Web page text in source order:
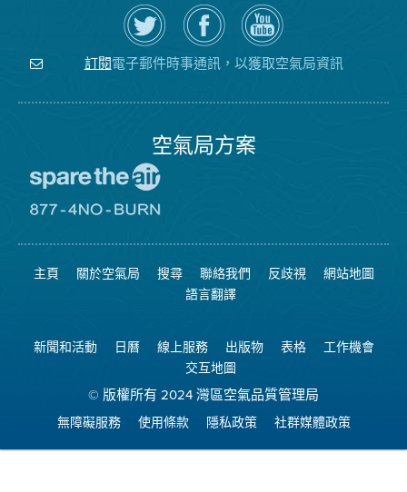
在
Twitter
上
關
注
空
瀏
覽
氣
局
的
空
氣
局
YouTube
頻
道
訂閱電子郵件時事通訊，以獲取空氣局資訊
空氣局方案
空
日
網
站
8774
可
燃
燒
主頁 關於空氣局 搜尋 聯絡我們 反歧視
網站地圖
語言翻譯
新聞和活動 日曆 線上服務 出版物 表格
工作機會
交互地圖
© 版權所有 2024 灣區空氣品質管理局
無障礙服務 使用條款 隱私政策 社群媒體政策